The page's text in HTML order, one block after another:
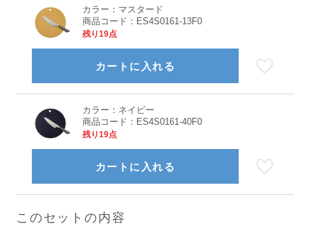
カラー： マスタード
商品コード： ES4S0161-13F0
残り19点
カートに入れる
カラー： ネイビー
商品コード： ES4S0161-40F0
残り19点
カートに入れる
このセットの内容